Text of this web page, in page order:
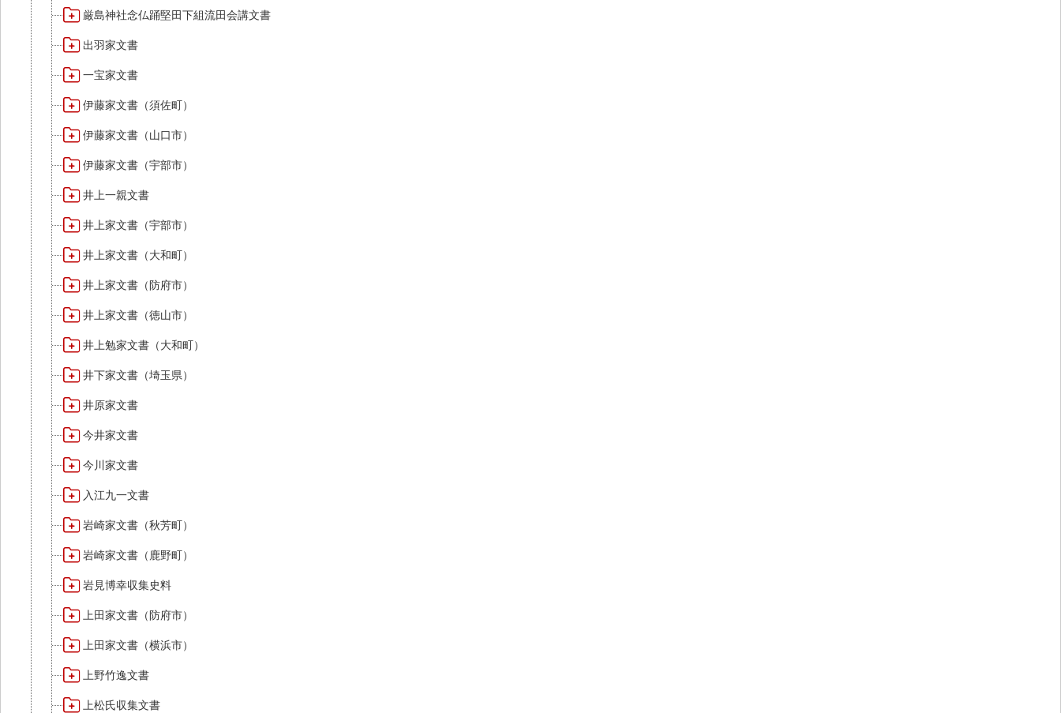
厳島神社念仏踊堅田下組流田会講文書
出羽家文書
一宝家文書
伊藤家文書（須佐町）
伊藤家文書（山口市）
伊藤家文書（宇部市）
井上一親文書
井上家文書（宇部市）
井上家文書（大和町）
井上家文書（防府市）
井上家文書（徳山市）
井上勉家文書（大和町）
井下家文書（埼玉県）
井原家文書
今井家文書
今川家文書
入江九一文書
岩崎家文書（秋芳町）
岩崎家文書（鹿野町）
岩見博幸収集史料
上田家文書（防府市）
上田家文書（横浜市）
上野竹逸文書
上松氏収集文書